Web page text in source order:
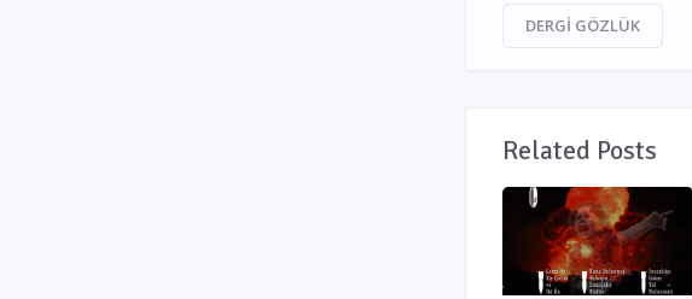
DERGI GÖZLÜK
Related Posts